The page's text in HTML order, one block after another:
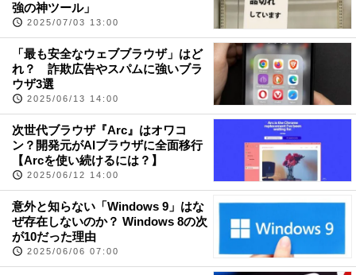
強の神ツール」
2025/07/03 13:00
「最も安全なウェブブラウザ」はど
れ？ 詐欺広告やスパムに強いブラ
ウザ3選
2025/06/13 14:00
次世代ブラウザ『Arc』はオワコ
ン？開発元がAIブラウザに全面移行
【Arcを使い続けるには？】
2025/06/12 14:00
意外と知らない「Windows 9」はな
ぜ存在しないのか？ Windows 8の次
が10だった理由
2025/06/06 07:00